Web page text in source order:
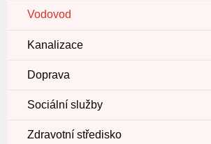
Vodovod
Kanalizace
Doprava
Sociální služby
Zdravotní středisko